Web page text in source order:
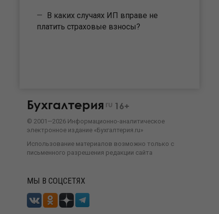
В каких случаях ИП вправе не
платить страховые взносы?
Бухгалтерия ru 16+
© 2001—2026 Информационно-аналитическое
электронное издание «Бухгалтерия.ru»
Использование материалов возможно только с
письменного разрешения редакции сайта
МЫ В СОЦСЕТЯХ